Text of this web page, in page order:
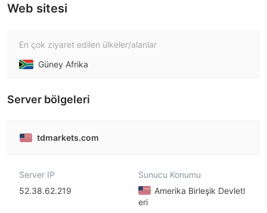
Web sitesi
En çok ziyaret edilen ülkeler/alanlar
Güney Afrika
Server bölgeleri
tdmarkets.com
Server IP
52.38.62.219
Sunucu Konumu
Amerika Birleşik Devletl
eri